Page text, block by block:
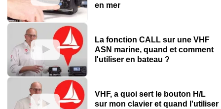
en mer
La fonction CALL sur une VHF
ASN marine, quand et comment
l'utiliser en bateau ?
VHF, a quoi sert le bouton H/L
sur mon clavier et quand l'utiliser